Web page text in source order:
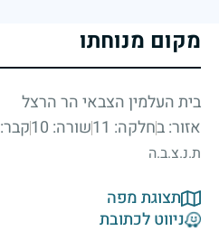
מקום מנוחתו
בית העלמין הצבאי הר הרצל
אזור: בחלקה: 11 שורה: 10 קבר: 1
ת.נ.צ.ב.ה
תצוגת מפה
ניווט לכתובת